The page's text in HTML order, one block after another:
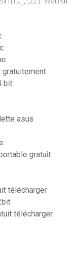
gratuitement
bit
asus
gratuit
télécharger
télécharger